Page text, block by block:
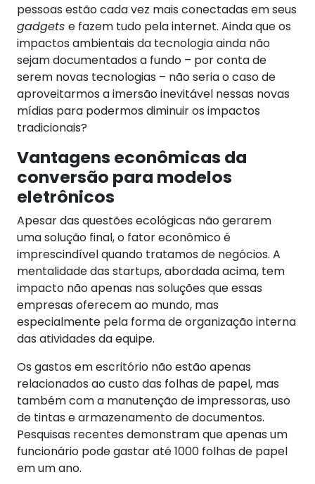
pessoas estão cada vez mais conectadas em seus
gadgets e fazem tudo pela internet. Ainda que os
impactos ambientais da tecnologia ainda não
sejam documentados a fundo – por conta de
serem novas tecnologias – não seria o caso de
aproveitarmos a imersão inevitável nessas novas
mídias para podermos diminuir os impactos
tradicionais?
Vantagens econômicas da
conversão para modelos
eletrônicos
Apesar das questões ecológicas não gerarem
uma solução final, o fator econômico é
imprescindível quando tratamos de negócios. A
mentalidade das startups, abordada acima, tem
impacto não apenas nas soluções que essas
empresas oferecem ao mundo, mas
especialmente pela forma de organização interna
das atividades da equipe.
Os gastos em escritório não estão apenas
relacionados ao custo das folhas de papel, mas
também com a manutenção de impressoras, uso
de tintas e armazenamento de documentos.
Pesquisas recentes demonstram que apenas um
funcionário pode gastar até 1000 folhas de papel
em um ano.